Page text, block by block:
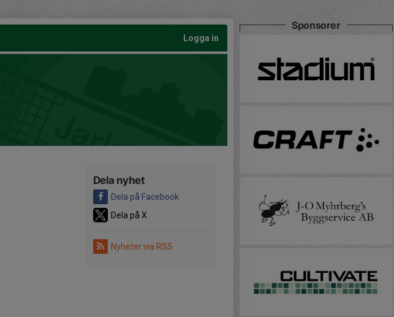
Logga in
Dela nyhet
Dela på Facebook
Dela på X
Nyheter via RSS
Sponsorer